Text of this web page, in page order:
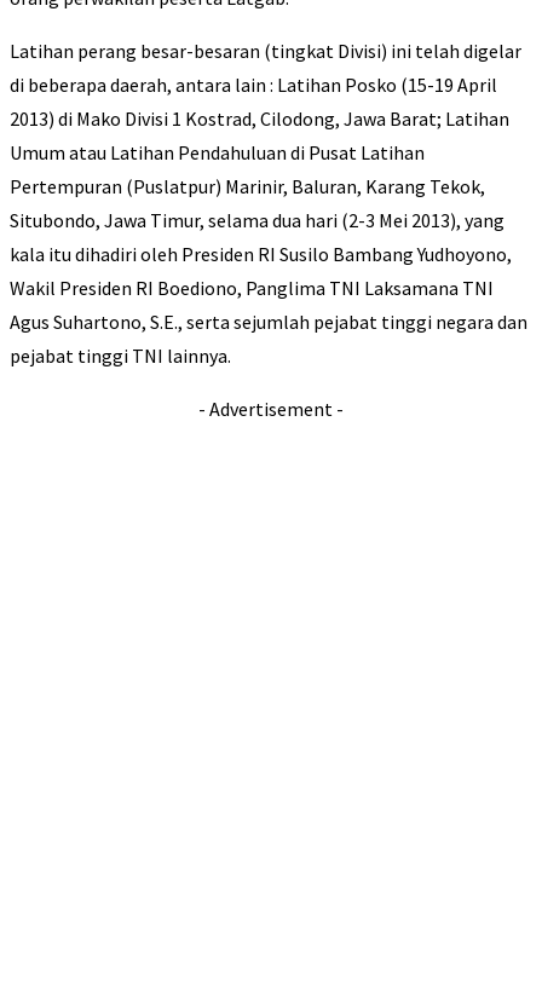
Latihan perang besar-besaran (tingkat Divisi) ini telah digelar
di beberapa daerah, antara lain : Latihan Posko (15-19 April
2013) di Mako Divisi 1 Kostrad, Cilodong, Jawa Barat; Latihan
Umum atau Latihan Pendahuluan di Pusat Latihan
Pertempuran (Puslatpur) Marinir, Baluran, Karang Tekok,
Situbondo, Jawa Timur, selama dua hari (2-3 Mei 2013), yang
kala itu dihadiri oleh Presiden RI Susilo Bambang Yudhoyono,
Wakil Presiden RI Boediono, Panglima TNI Laksamana TNI
Agus Suhartono, S.E., serta sejumlah pejabat tinggi negara dan
pejabat tinggi TNI lainnya.
- Advertisement -